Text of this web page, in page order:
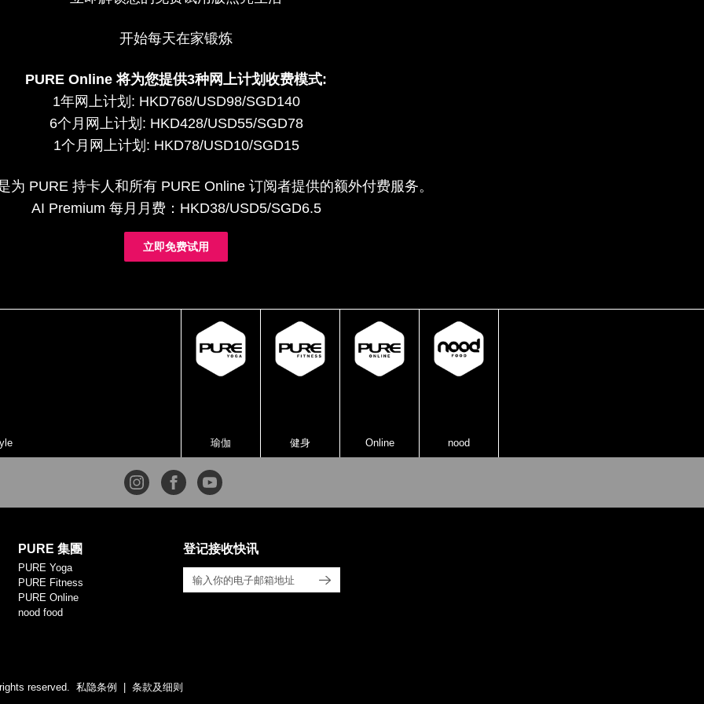
开始每天在家锻炼
PURE Online 将为您提供3种网上计划收费模式:
1年网上计划: HKD768/USD98/SGD140
6个月网上计划: HKD428/USD55/SGD78
1个月网上计划: HKD78/USD10/SGD15
为 PURE 持卡人和所有 PURE Online 订阅者提供的额外付费服务。
AI Premium 每月月费：HKD38/USD5/SGD6.5
立即免费试用
瑜伽 健身 Online nood
PURE 集團
PURE Yoga
PURE Fitness
PURE Online
nood food
登记接收快讯
reserved. 私隐条例 条款及细则